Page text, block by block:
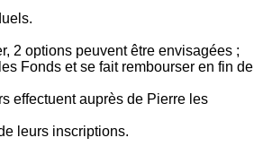
2 options peuvent être envisagées ;
Fonds et se fait rembourser en fin de
effectuent auprès de Pierre les
leurs inscriptions.